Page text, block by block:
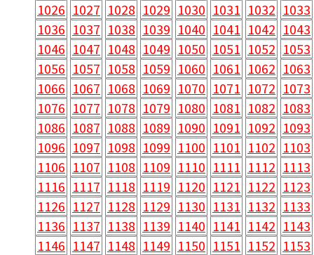
1026 1027 1028 1029 1030 1031 1032 1033
1036 1037 1038 1039 1040 1041 1042 1043
1046 1047 1048 1049 1050 1051 1052 1053
1056 1057 1058 1059 1060 1061 1062 1063
1066 1067 1068 1069 1070 1071 1072 1073
1076 1077 1078 1079 1080 1081 1082 1083
1086 1087 1088 1089 1090 1091 1092 1093
1096 1097 1098 1099 1100 1101 1102 1103
1106 1107 1108 1109 1110 1111 1112 1113
1116 1117 1118 1119 1120 1121 1122 1123
1126 1127 1128 1129 1130 1131 1132 1133
1136 1137 1138 1139 1140 1141 1142 1143
1146 1147 1148 1149 1150 1151 1152 1153